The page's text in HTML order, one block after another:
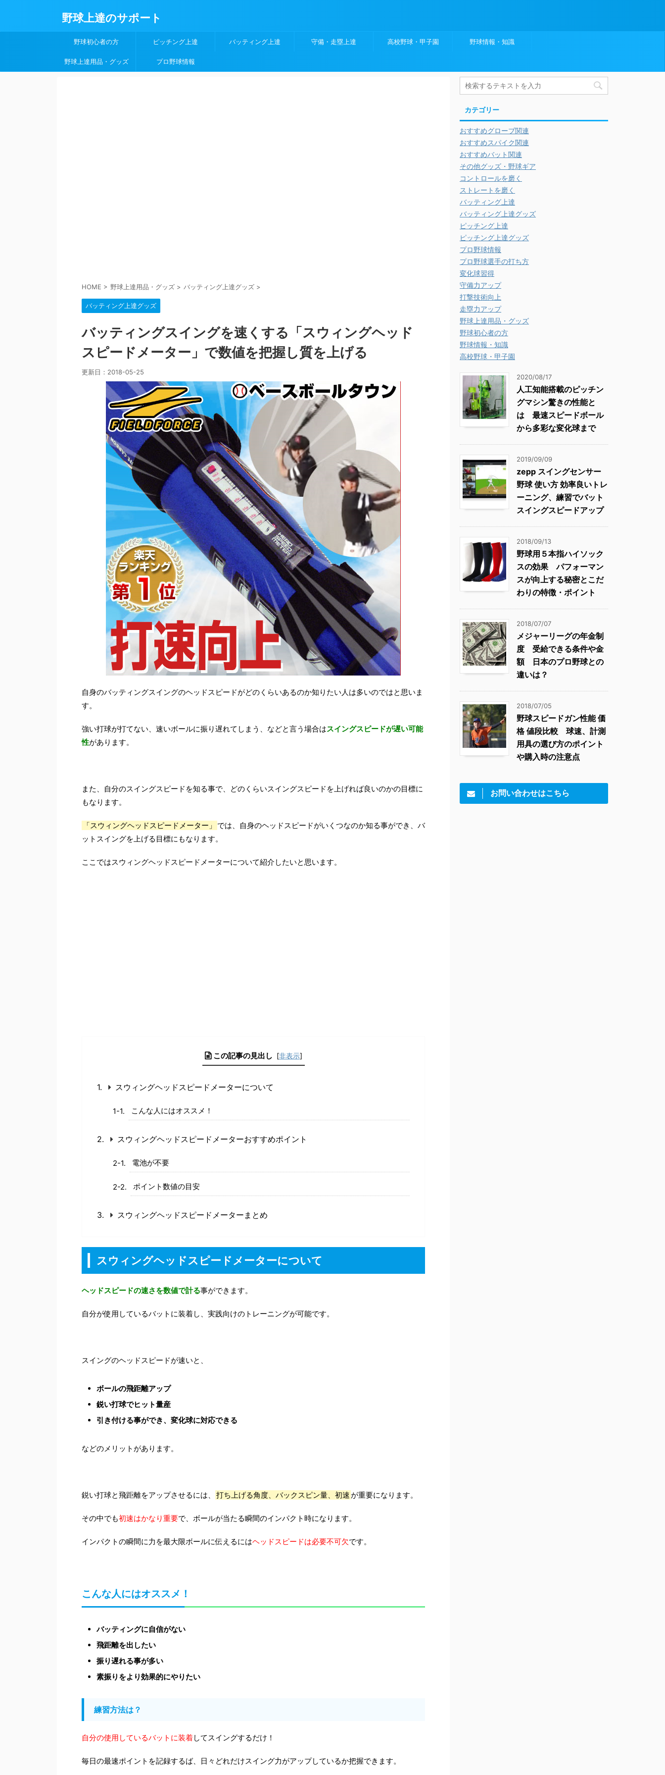
野球上達のサポート
野球初心者の方 ピッチング上達 バッティング上達 守備・走塁上達 高校野球・甲子園 野球情報・知識
野球上達用品・グッズ プロ野球情報
HOME > 野球上達用品・グッズ > バッティング上達グッズ >
バッティング上達グッズ
バッティングスイングを速くする「スウィングヘッド
スピードメーター」で数値を把握し質を上げる
更新日： 2018-05-25
自身のバッティングスイングのヘッドスピードがどのくらいあるのか知りたい人は多いのではと思いま
す。
強い打球が打てない、速いボールに振り遅れてしまう、などと言う場合はスイングスピードが遅い可能
性があります。
また、自分のスイングスピードを知る事で、どのくらいスイングスピードを上げれば良いのかの目標に
もなります。
「スウィングヘッドスピードメーター」
では、自身のヘッドスピードがいくつなのか知る事ができ、バ
ットスイングを上げる目標にもなります。
ここではスウィングヘッドスピードメーターについて紹介したいと思います。
この記事の見出し [非表示]
スウィングヘッドスピードメーターについて
こんな人にはオススメ！
スウィングヘッドスピードメーターおすすめポイント
電池が不要
ポイント数値の目安
スウィングヘッドスピードメーターまとめ
スウィングヘッドスピードメーターについて
ヘッドスピードの速さを数値で計る事ができます。
自分が使用しているバットに装着し、実践向けのトレーニングが可能です。
スイングのヘッドスピードが速いと、
ボールの飛距離アップ
鋭い打球でヒット量産
引き付ける事ができ、変化球に対応できる
などのメリットがあります。
鋭い打球と飛距離をアップさせるには、 打ち上げる角度、バックスピン量、初速 が重要になります。
その中でも初速はかなり重要で、ボールが当たる瞬間のインパクト時になります。
インパクトの瞬間に力を最大限ボールに伝えるにはヘッドスピードは必要不可欠です。
こんな人にはオススメ！
バッティングに自信がない
飛距離を出したい
振り遅れる事が多い
素振りをより効果的にやりたい
練習方法は？
自分の使用しているバットに装着してスイングするだけ！
毎日の最速ポイントを記録するば、日々どれだけスイング力がアップしているか把握できます。
カテゴリー
おすすめグローブ関連
おすすめスパイク関連
おすすめバット関連
その他グッズ・野球ギア
コントロールを磨く
ストレートを磨く
バッティング上達
バッティング上達グッズ
ピッチング上達
ピッチング上達グッズ
プロ野球情報
プロ野球選手の打ち方
変化球習得
守備力アップ
打撃技術向上
走塁力アップ
野球上達用品・グッズ
野球初心者の方
野球情報・知識
高校野球・甲子園
2020/08/17
人工知能搭載のピッチン
グマシン驚きの性能と
は 最速スピードボール
から多彩な変化球まで
2019/09/09
zepp スイングセンサー
野球 使い方 効率良いトレ
ーニング、練習でバット
スイングスピードアップ
2018/09/13
野球用５本指ハイソック
スの効果 パフォーマン
スが向上する秘密とこだ
わりの特徴・ポイント
2018/07/07
メジャーリーグの年金制
度 受給できる条件や金
額 日本のプロ野球との
違いは？
2018/07/05
野球スピードガン性能 価
格 値段比較 球速、計測
用具の選び方のポイント
や購入時の注意点
お問い合わせはこちら